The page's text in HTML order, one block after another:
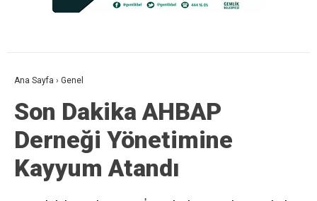
Ana Sayfa › Genel
Son Dakika AHBAP
Derneği Yönetimine
Kayyum Atandı